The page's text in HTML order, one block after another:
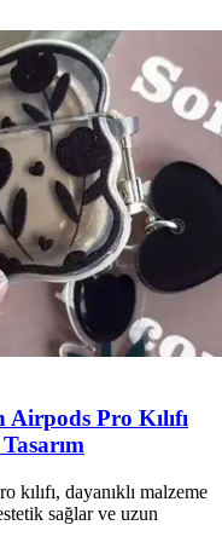
Pro Kılıfı
dayanıklı malzeme
sağlar ve uzun